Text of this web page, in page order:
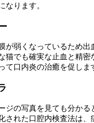
なります。
が弱くなっているため出
猫でも確実な止血と精密
て口内炎の治癒を促しま
ジの写真を見ても分かる
された口腔内検査法は、